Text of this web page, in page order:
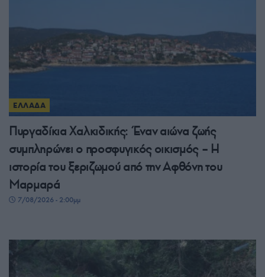
ΕΛΛΑΔΑ
Πυργαδίκια Χαλκιδικής: Έναν αιώνα ζωής
συμπληρώνει ο προσφυγικός οικισμός – Η
ιστορία του ξεριζωμού από την Αφθόνη του
Μαρμαρά
7/08/2026 - 2:00μμ